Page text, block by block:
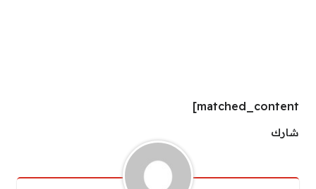
matched_content]
شارك